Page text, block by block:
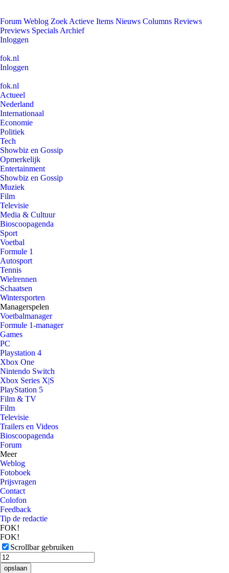
Forum Weblog Zoek Actieve Items Nieuws Columns Reviews
Previews Specials Archief
Inloggen
fok.nl
Inloggen
fok.nl
Actueel
Nederland
Internationaal
Economie
Politiek
Tech
Showbiz en Gossip
Opmerkelijk
Entertainment
Showbiz en Gossip
Muziek
Film
Televisie
Media & Cultuur
Bioscoopagenda
Sport
Voetbal
Formule 1
Autosport
Tennis
Wielrennen
Schaatsen
Wintersporten
Managerspelen
Voetbalmanager
Formule 1-manager
Games
PC
Playstation 4
Xbox One
Nintendo Switch
Xbox Series X|S
PlayStation 5
Film & TV
Film
Televisie
Trailers en Videos
Bioscoopagenda
Forum
Meer
Weblog
Fotoboek
Prijsvragen
Contact
Colofon
Feedback
Tip de redactie
FOK!
FOK!
Scrollbar gebruiken
opslaan